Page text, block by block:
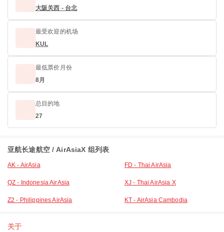
大阪关西 - 台北
最受欢迎的机场
KUL
最低票价月份
8月
总目的地
27
亚航长途航空 / AirAsiaX 组列表
AK - AirAsia FD - Thai AirAsia
QZ - Indonesia AirAsia XJ - Thai AirAsia X
Z2 - Philippines AirAsia KT - AirAsia Cambodia
关于